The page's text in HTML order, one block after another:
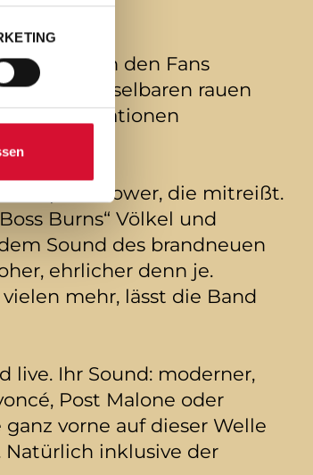
von den Fans
rauen
Formationen
– pure Power, die mitreißt.
Burns“ Völkel und
Sound des brandneuen
ehrlicher denn je.
vielen mehr, lässt die Band
live. Ihr Sound: moderner,
Post Malone oder
vorne auf dieser Welle
Natürlich inklusive der